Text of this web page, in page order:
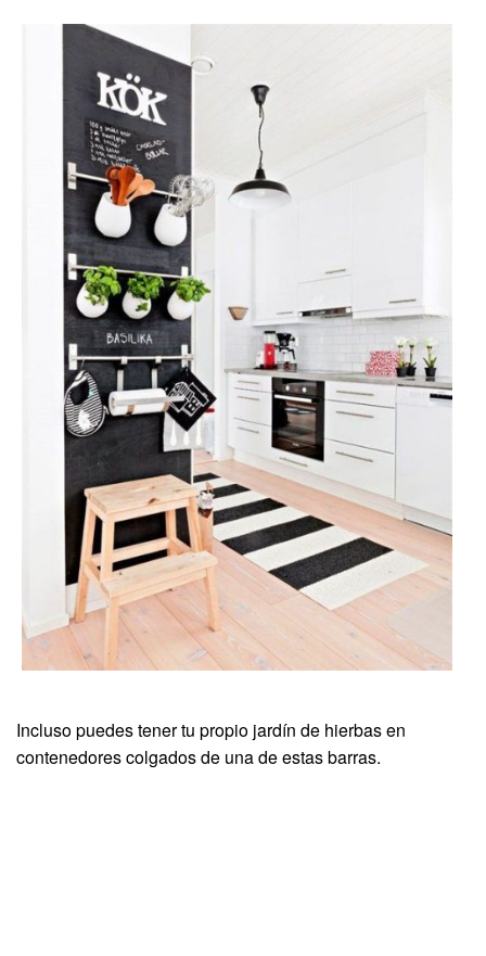
Incluso puedes tener tu propio jardín de hierbas en
contenedores colgados de una de estas barras.